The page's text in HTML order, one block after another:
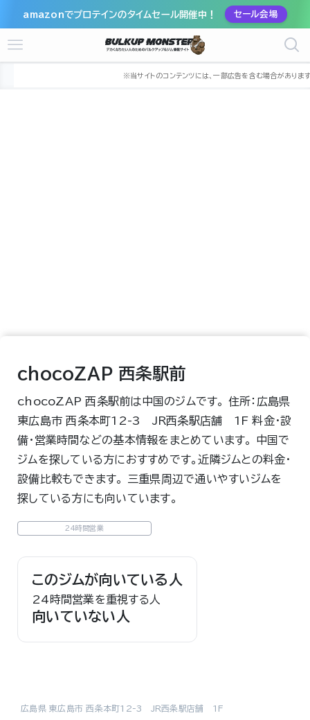
amazonでプロテインのタイムセール開催中！ セール会場
広島県 東広島市
chocoZAP 西条駅前
chocoZAP 西条駅前は中国のジムです。 住所：広島県
東広島市 西条本町12-3 JR西条駅店舗 1F 料金・設
備・営業時間などの基本情報をまとめています。 中国で
ジムを探している方におすすめです。近隣ジムとの料金・
設備比較もできます。 三重県周辺で通いやすいジムを
探している方にも向いています。
24時間営業
このジムが向いている人
24時間営業を重視する人
向いていない人
広島県 東広島市 西条本町12-3 JR西条駅店舗 1F